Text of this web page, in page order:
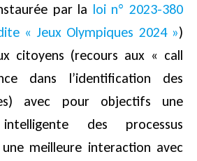
par la loi n° 2023-380
« Jeux Olympiques 2024 »)
citoyens (recours aux « call
dans l’identification des
avec pour objectifs une
des processus
meilleure interaction avec